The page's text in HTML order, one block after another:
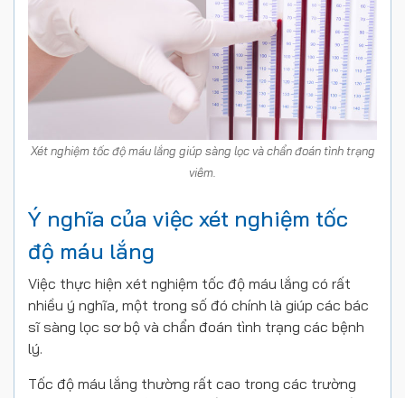
Xét nghiệm tốc độ máu lắng giúp sàng lọc và chẩn đoán tình trạng
viêm.
Ý nghĩa của việc xét nghiệm tốc
độ máu lắng
Việc thực hiện xét nghiệm tốc độ máu lắng có rất
nhiều ý nghĩa, một trong số đó chính là giúp các bác
sĩ sàng lọc sơ bộ và chẩn đoán tình trạng các bệnh
lý.
Tốc độ máu lắng thường rất cao trong các trường